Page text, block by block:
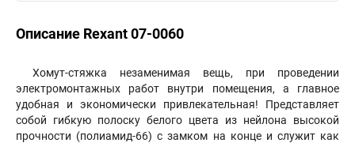
Описание Rexant 07-0060
Хомут-стяжка незаменимая вещь, при проведении
электромонтажных работ внутри помещения, а главное
удобная и экономически привлекательная! Представляет
собой гибкую полоску белого цвета из нейлона высокой
прочности (полиамид-66) с замком на конце и служит как